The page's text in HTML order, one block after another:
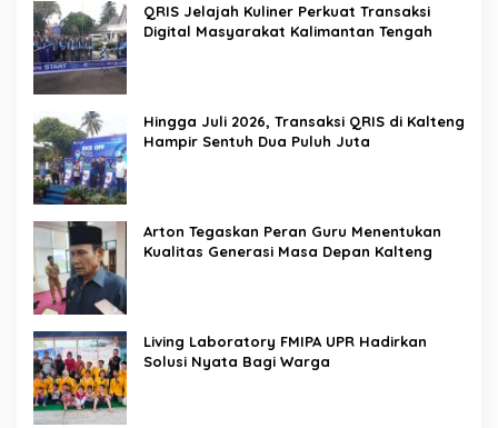
QRIS Jelajah Kuliner Perkuat Transaksi
Digital Masyarakat Kalimantan Tengah
Hingga Juli 2026, Transaksi QRIS di Kalteng
Hampir Sentuh Dua Puluh Juta
Arton Tegaskan Peran Guru Menentukan
Kualitas Generasi Masa Depan Kalteng
Living Laboratory FMIPA UPR Hadirkan
Solusi Nyata Bagi Warga